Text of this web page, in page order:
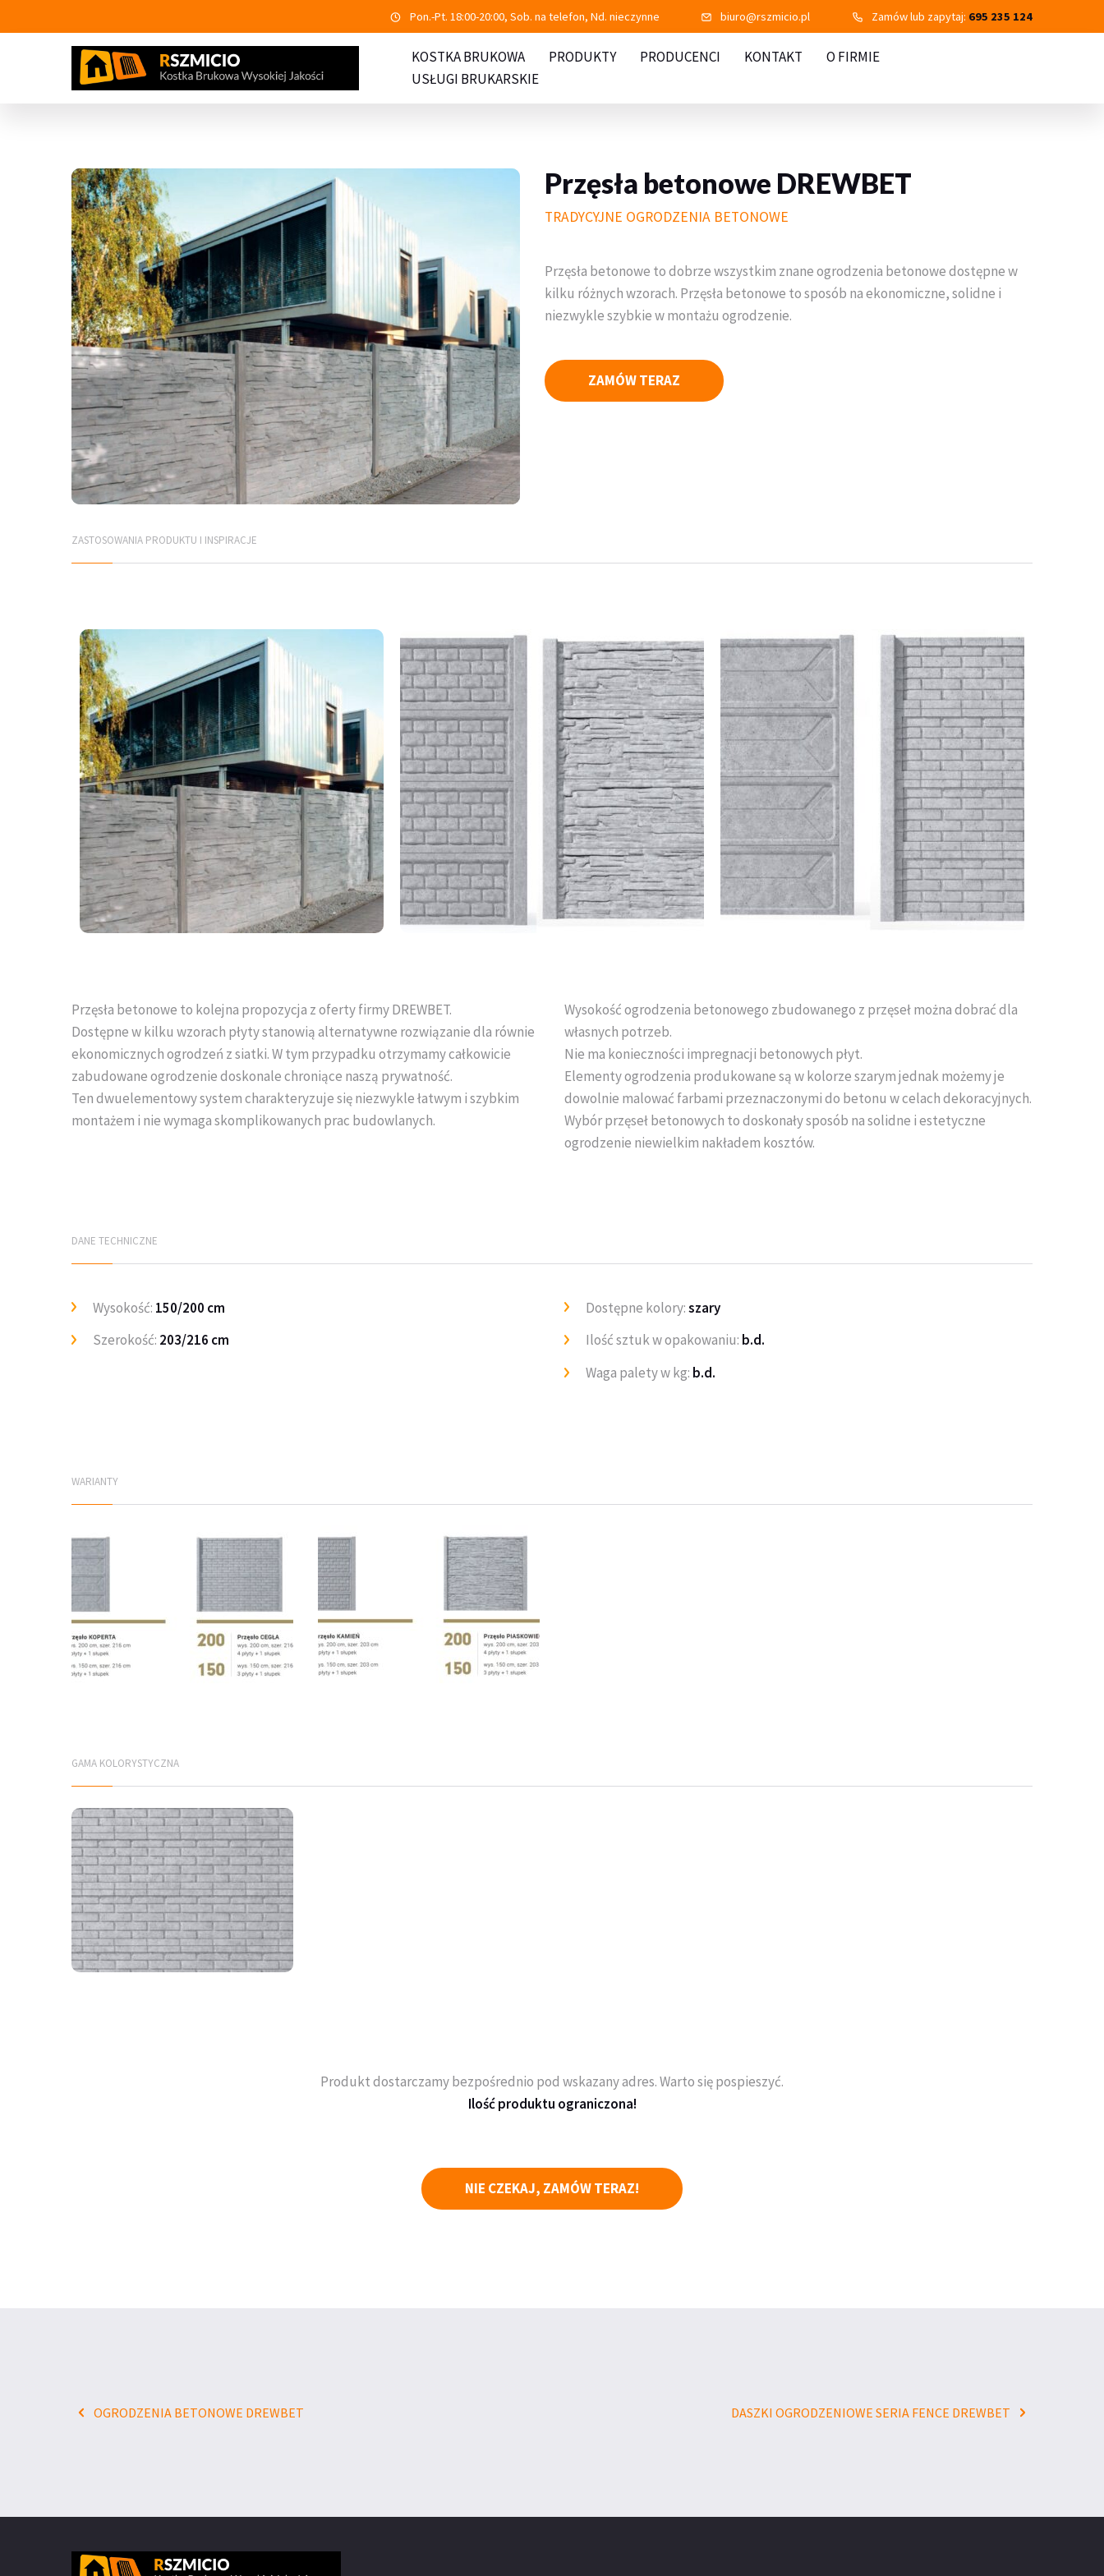
Pon.-Pt. 18:00-20:00, Sob. na telefon, Nd. nieczynne biuro@rszmicio.pl Zamów lub zapytaj: 695 235 124
KOSTKA BRUKOWA PRODUKTY PRODUCENCI KONTAKT
O FIRMIE
USŁUGI BRUKARSKIE
Przęsła betonowe DREWBET
TRADYCYJNE OGRODZENIA BETONOWE
Przęsła betonowe to dobrze wszystkim znane ogrodzenia betonowe dostępne w
kilku różnych wzorach. Przęsła betonowe to sposób na ekonomiczne, solidne i
niezwykle szybkie w montażu ogrodzenie.
ZAMÓW TERAZ
ZASTOSOWANIA PRODUKTU I INSPIRACJE
Przęsła betonowe to kolejna propozycja z oferty firmy DREWBET.
Dostępne w kilku wzorach płyty stanowią alternatywne rozwiązanie dla równie
ekonomicznych ogrodzeń z siatki. W tym przypadku otrzymamy całkowicie
zabudowane ogrodzenie doskonale chroniące naszą prywatność.
Ten dwuelementowy system charakteryzuje się niezwykle łatwym i szybkim
montażem i nie wymaga skomplikowanych prac budowlanych.
Wysokość ogrodzenia betonowego zbudowanego z przęseł można dobrać dla
własnych potrzeb.
Nie ma konieczności impregnacji betonowych płyt.
Elementy ogrodzenia produkowane są w kolorze szarym jednak możemy je
dowolnie malować farbami przeznaczonymi do betonu w celach dekoracyjnych.
Wybór przęseł betonowych to doskonały sposób na solidne i estetyczne
ogrodzenie niewielkim nakładem kosztów.
DANE TECHNICZNE
Wysokość: 150/200 cm
Szerokość: 203/216 cm
Dostępne kolory:szary
Ilość sztuk w opakowaniu: b.d.
Waga palety w kg: b.d.
WARIANTY
GAMA KOLORYSTYCZNA
Produkt dostarczamy bezpośrednio pod wskazany adres. Warto się pospieszyć.
Ilość produktu ograniczona!
NIE CZEKAJ, ZAMÓW TERAZ!
OGRODZENIA BETONOWE DREWBET DASZKI OGRODZENIOWE SERIA FENCE DREWBET